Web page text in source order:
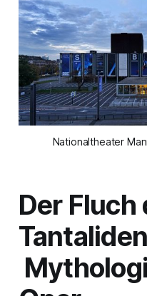
Nationaltheater
Der Fluch